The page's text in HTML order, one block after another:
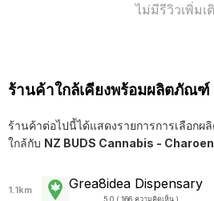
ไม่มีรีวิวเพิ่มเ
ร้านค้าใกล้เคียงพร้อมผลิตภัณฑ์
ร้านค้าต่อไปนี้ได้แสดงรายการการเลือก
ใกล้กับ NZ BUDS Cannabis -
1.1km Grea8idea Dispensary
5.0 ( 166 ความคิดเห็น )